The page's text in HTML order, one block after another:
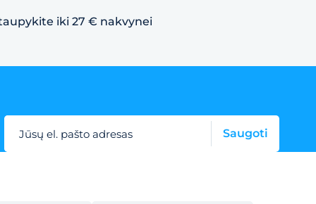
iki 27 € nakvynei
Jūsų el. pašto adresas Saugoti